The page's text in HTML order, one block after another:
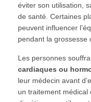
éviter son utilisation,
de santé. Certaines
peuvent influencer
pendant la grossesse
Les personnes
cardiaques ou
leur médecin avant
un traitement médical